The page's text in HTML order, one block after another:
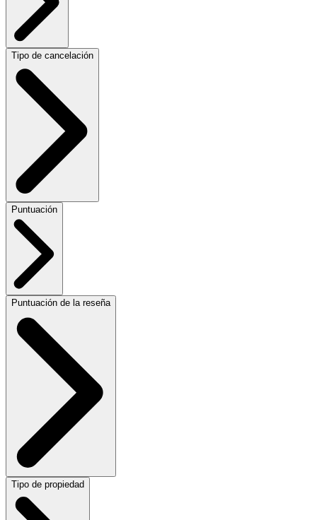
Tipo de cancelación
Puntuación
Puntuación de la reseña
Tipo de propiedad